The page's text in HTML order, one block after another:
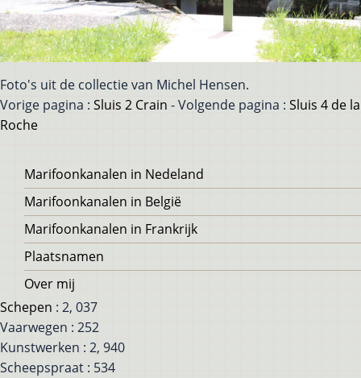
Foto's uit de collectie van Michel Hensen.
Vorige pagina : Sluis 2 Crain - Volgende pagina : Sluis 4 de la
Roche
Voet
Marifoonkanalen in Nedeland
Marifoonkanalen in België
Marifoonkanalen in Frankrijk
Plaatsnamen
Over mij
Schepen : 2, 037
Vaarwegen : 252
Kunstwerken : 2, 940
Scheepspraat : 534